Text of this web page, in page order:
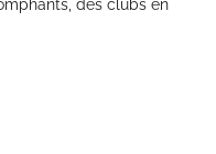
des clubs en